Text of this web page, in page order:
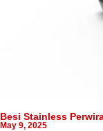
Besi Stainless
May 9, 2025